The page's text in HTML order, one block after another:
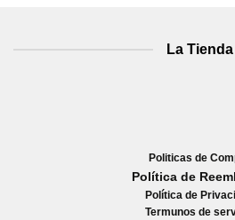
La Tienda
Politicas de
Política de
Política de
Termunos de